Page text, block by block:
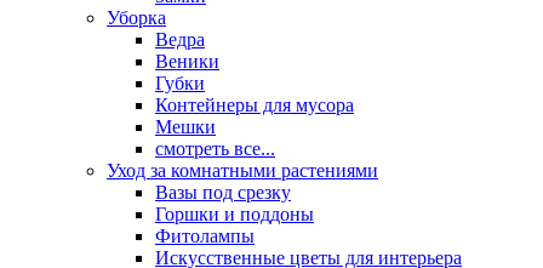
Уборка
Ведра
Веники
Губки
Контейнеры для мусора
Мешки
смотреть все...
Уход за комнатными растениями
Вазы под срезку
Горшки и поддоны
Фитолампы
Искусственные цветы для интерьера